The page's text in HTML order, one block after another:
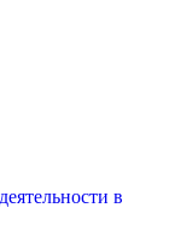
в